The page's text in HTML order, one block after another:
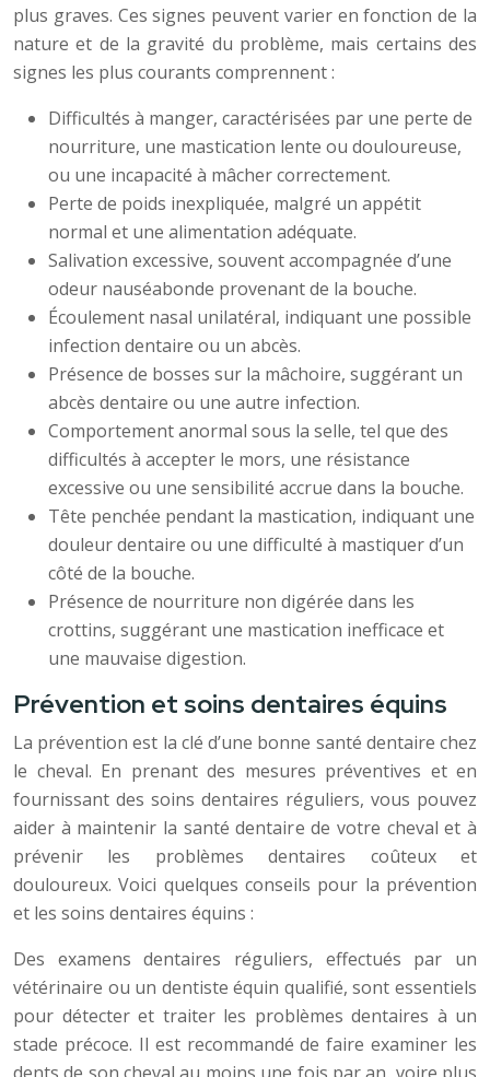
plus graves. Ces signes peuvent varier en fonction de la
nature et de la gravité du problème, mais certains des
signes les plus courants comprennent :
Difficultés à manger, caractérisées par une perte de
nourriture, une mastication lente ou douloureuse,
ou une incapacité à mâcher correctement.
Perte de poids inexpliquée, malgré un appétit
normal et une alimentation adéquate.
Salivation excessive, souvent accompagnée d’une
odeur nauséabonde provenant de la bouche.
Écoulement nasal unilatéral, indiquant une possible
infection dentaire ou un abcès.
Présence de bosses sur la mâchoire, suggérant un
abcès dentaire ou une autre infection.
Comportement anormal sous la selle, tel que des
difficultés à accepter le mors, une résistance
excessive ou une sensibilité accrue dans la bouche.
Tête penchée pendant la mastication, indiquant une
douleur dentaire ou une difficulté à mastiquer d’un
côté de la bouche.
Présence de nourriture non digérée dans les
crottins, suggérant une mastication inefficace et
une mauvaise digestion.
Prévention et soins dentaires équins
La prévention est la clé d’une bonne santé dentaire chez
le cheval. En prenant des mesures préventives et en
fournissant des soins dentaires réguliers, vous pouvez
aider à maintenir la santé dentaire de votre cheval et à
prévenir les problèmes dentaires coûteux et
douloureux. Voici quelques conseils pour la prévention
et les soins dentaires équins :
Des examens dentaires réguliers, effectués par un
vétérinaire ou un dentiste équin qualifié, sont essentiels
pour détecter et traiter les problèmes dentaires à un
stade précoce. Il est recommandé de faire examiner les